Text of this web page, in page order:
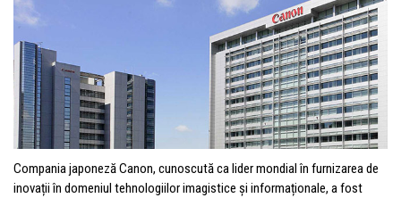
Compania japoneză Canon, cunoscută ca lider mondial în furnizarea de
inovații în domeniul tehnologiilor imagistice și informaționale, a fost